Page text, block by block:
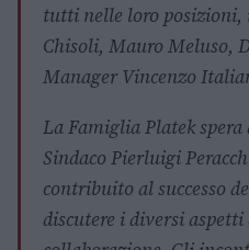
tutti nelle loro posizioni,
Chisoli, Mauro Meluso,
Manager Vincenzo
La Famiglia Platek
Sindaco Pierluigi
contribuito al successo
discutere i diversi